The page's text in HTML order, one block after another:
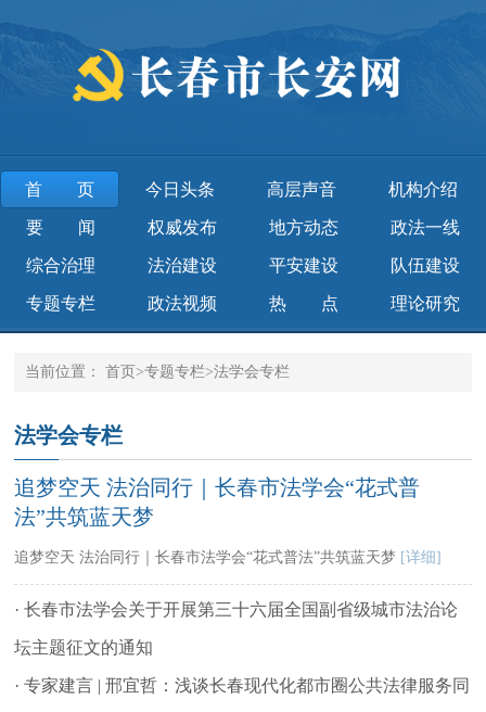
首页 今日头条 高层声音 机构介绍
要 闻 权威发布 地方动态 政法一线
综合治理 法治建设 平安建设 队伍建设
专题专栏 政法视频 热 点 理论研究
当前位置：首页>专题专栏>法学会专栏
法学会专栏
追梦空天 法治同行｜长春市法学会“花式普
法”共筑蓝天梦
追梦空天 法治同行｜长春市法学会“花式普法”共筑蓝天梦 [详细]
· 长春市法学会关于开展第三十六届全国副省级城市法治论
坛主题征文的通知
· 专家建言 | 邢宜哲：浅谈长春现代化都市圈公共法律服务同